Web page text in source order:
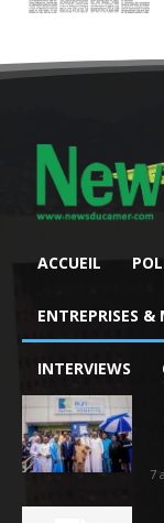
ACCUEIL
ENTREPRISES &
INTERVIEWS
7